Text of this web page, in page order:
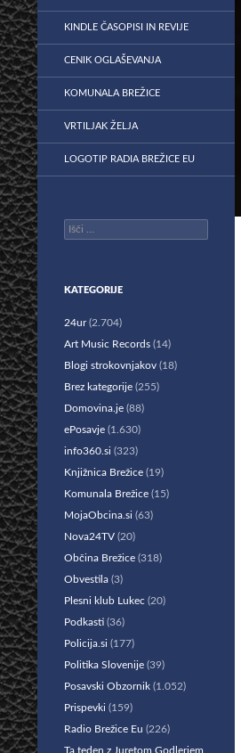
KINDLE ČASOPISI IN REVIJE
CENIK OGLAŠEVANJA
KOMUNALA BREŽICE
VRTILJAK ŽELJA
LOGOTIP RADIA BREŽICE EU
Išči:
KATEGORIJE
24ur(2.704)
Art Music Records (14)
Blogi strokovnjakov (18)
Brez kategorije (255)
Domovina.je (88)
ePosavje (1.630)
info360.si (323)
Knjižnica Brežice (19)
Komunala Brežice (15)
MojaObcina.si (63)
Nova24TV (20)
Občina Brežice (318)
Obvestila (3)
Plesni klub Lukec (20)
Podkasti (36)
Policija.si (177)
Politika Slovenije (39)
Posavski Obzornik (1.052)
Prispevki (159)
Radio Brežice Eu (226)
Ta teden z Juretom Godlerjem